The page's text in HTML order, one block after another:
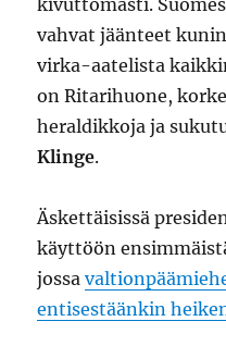
kivuttomasti.
vahvat jäänteet
virka-aatelista
on Ritarihuone,
heraldikkoja ja
Klinge.
Äskettäisissä
käyttöön
jossa
entisestäänkin